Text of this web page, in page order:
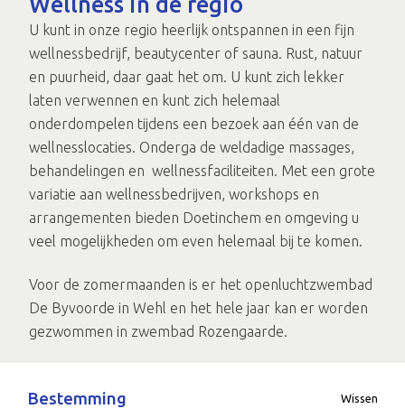
U kunt in onze regio heerlijk ontspannen in een fijn
wellnessbedrijf, beautycenter of sauna. Rust, natuur
en puurheid, daar gaat het om. U kunt zich lekker
laten verwennen en kunt zich helemaal
onderdompelen tijdens een bezoek aan één van de
wellnesslocaties. Onderga de weldadige massages,
behandelingen en wellnessfaciliteiten. Met een grote
variatie aan wellnessbedrijven, workshops en
arrangementen bieden Doetinchem en omgeving u
veel mogelijkheden om even helemaal bij te komen.
Voor de zomermaanden is er het openluchtzwembad
De Byvoorde in Wehl en het hele jaar kan er worden
gezwommen in zwembad Rozengaarde.
Bestemming Wissen